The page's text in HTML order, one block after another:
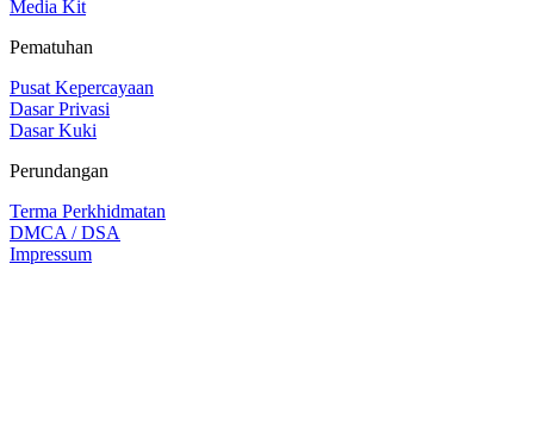
Media Kit
Pematuhan
Pusat Kepercayaan
Dasar Privasi
Dasar Kuki
Perundangan
Terma Perkhidmatan
DMCA / DSA
Impressum